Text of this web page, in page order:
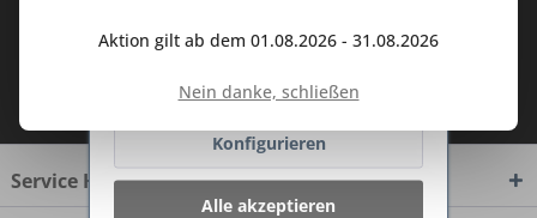
Ich habe die
Datenschutzbestimmungen
Service Hotline
Aktion gilt ab dem 01.08.2026 - 31.08.2026
Nein danke, schließen
Ablehnen
Konfigurieren
Alle akzeptieren